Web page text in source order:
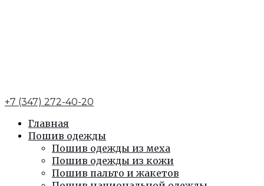
+7 (347) 272-40-20
Главная
Пошив одежды
Пошив одежды из меха
Пошив одежды из кожи
Пошив пальто и жакетов